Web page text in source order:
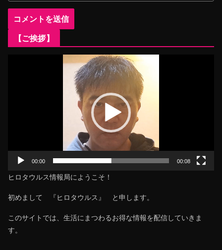
【ご挨拶】
00:00 00:08
ヒロタウルス情報局にようこそ！
初めまして 『ヒロタウルス』 と申します。
このサイトでは、生活にまつわるお得な情報を配信していきま
す。